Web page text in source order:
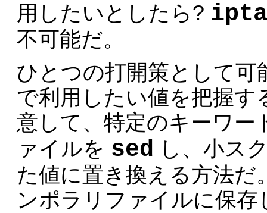
用したいとしたら?
不可能だ。
ひとつの打開策として
で利用したい値を把握
意して、特定のキーワー
ァイルを sed し、小ス
た値に置き換える方法だ
ンポラリファイルに保